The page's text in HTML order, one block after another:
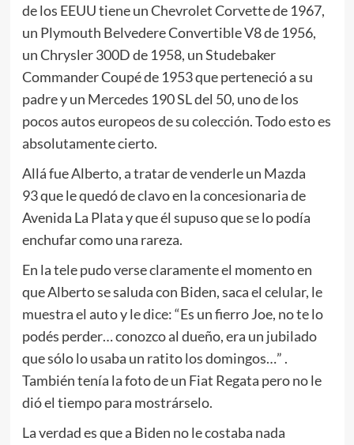
de los EEUU tiene un Chevrolet Corvette de 1967,
un Plymouth Belvedere Convertible V8 de 1956,
un Chrysler 300D de 1958, un Studebaker
Commander Coupé de 1953 que perteneció a su
padre y un Mercedes 190 SL del 50, uno de los
pocos autos europeos de su colección. Todo esto es
absolutamente cierto.
Allá fue Alberto, a tratar de venderle un Mazda
93 que le quedó de clavo en la concesionaria de
Avenida La Plata y que él supuso que se lo podía
enchufar como una rareza.
En la tele pudo verse claramente el momento en
que Alberto se saluda con Biden, saca el celular, le
muestra el auto y le dice: “Es un fierro Joe, no te lo
podés perder… conozco al dueño, era un jubilado
que sólo lo usaba un ratito los domingos…” .
También tenía la foto de un Fiat Regata pero no le
dió el tiempo para mostrárselo.
La verdad es que a Biden no le costaba nada